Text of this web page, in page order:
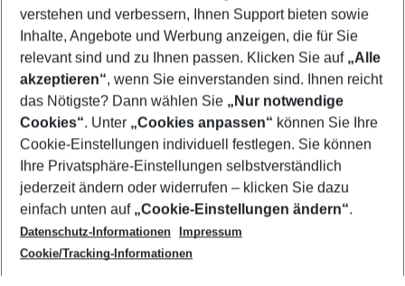
Footer
Footer navigation
Über uns
AGB
Cookie-Einstellungen ändern
Cookie-Richtlinie
Datenschutz
Service & Hilfe
Barrierefreies Reisen
Check-in
Folgen Sie uns
verstehen und verbessern, Ihnen Support bieten sowie
Inhalte, Angebote und Werbung anzeigen, die für Sie
relevant sind und zu Ihnen passen. Klicken Sie auf „Alle
akzeptieren“, wenn Sie einverstanden sind. Ihnen reicht
das Nötigste? Dann wählen Sie „Nur notwendige
Cookies“. Unter „Cookies anpassen“ können Sie Ihre
Cookie-Einstellungen individuell festlegen. Sie können
Ihre Privatsphäre-Einstellungen selbstverständlich
jederzeit ändern oder widerrufen – klicken Sie dazu
einfach unten auf „Cookie-Einstellungen ändern“.
Datenschutz-Informationen
Impressum
Cookie/Tracking-Informationen